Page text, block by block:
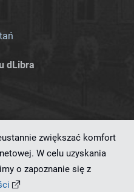
dLibra
zwiększać komfort
W celu uzyskania
o zapoznanie się z